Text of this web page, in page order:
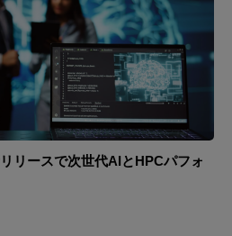
リースで次世代AIとHPCパフォ